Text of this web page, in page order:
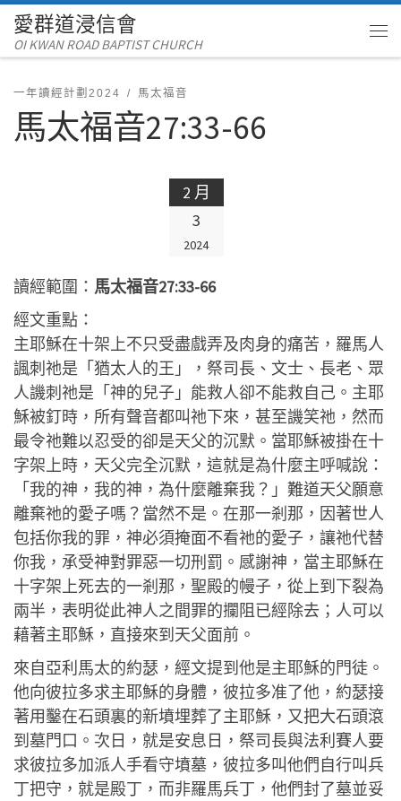
Skip to content
愛群道浸信會
OI KWAN ROAD BAPTIST CHURCH
一年讀經計劃2024 馬太福音
馬太福音27:33-66
2 月
3
2024
讀經範圍： 馬太福音27:33-66
經文重點：
主耶穌在十架上不只受盡戲弄及肉身的痛苦，羅馬人
諷刺祂是「猶太人的王」，祭司長、文士、長老、眾
人譏刺祂是「神的兒子」能救人卻不能救自己。主耶
穌被釘時，所有聲音都叫祂下來，甚至譏笑祂，然而
最令祂難以忍受的卻是天父的沉默。當耶穌被掛在十
字架上時，天父完全沉默，這就是為什麼主呼喊說：
「我的神，我的神，為什麼離棄我？」難道天父願意
離棄祂的愛子嗎？當然不是。在那一剎那，因著世人
包括你我的罪，神必須掩面不看祂的愛子，讓祂代替
你我，承受神對罪惡一切刑罰。感謝神，當主耶穌在
十字架上死去的一剎那，聖殿的幔子，從上到下裂為
兩半，表明從此神人之間罪的攔阻已經除去；人可以
藉著主耶穌，直接來到天父面前。
來自亞利馬太的約瑟，經文提到他是主耶穌的門徒。
他向彼拉多求主耶穌的身體，彼拉多准了他，約瑟接
著用鑿在石頭裏的新墳埋葬了主耶穌，又把大石頭滾
到墓門口。次日，就是安息日，祭司長與法利賽人要
求彼拉多加派人手看守墳墓，彼拉多叫他們自行叫兵
丁把守，就是殿丁，而非羅馬兵丁，他們封了墓並妥